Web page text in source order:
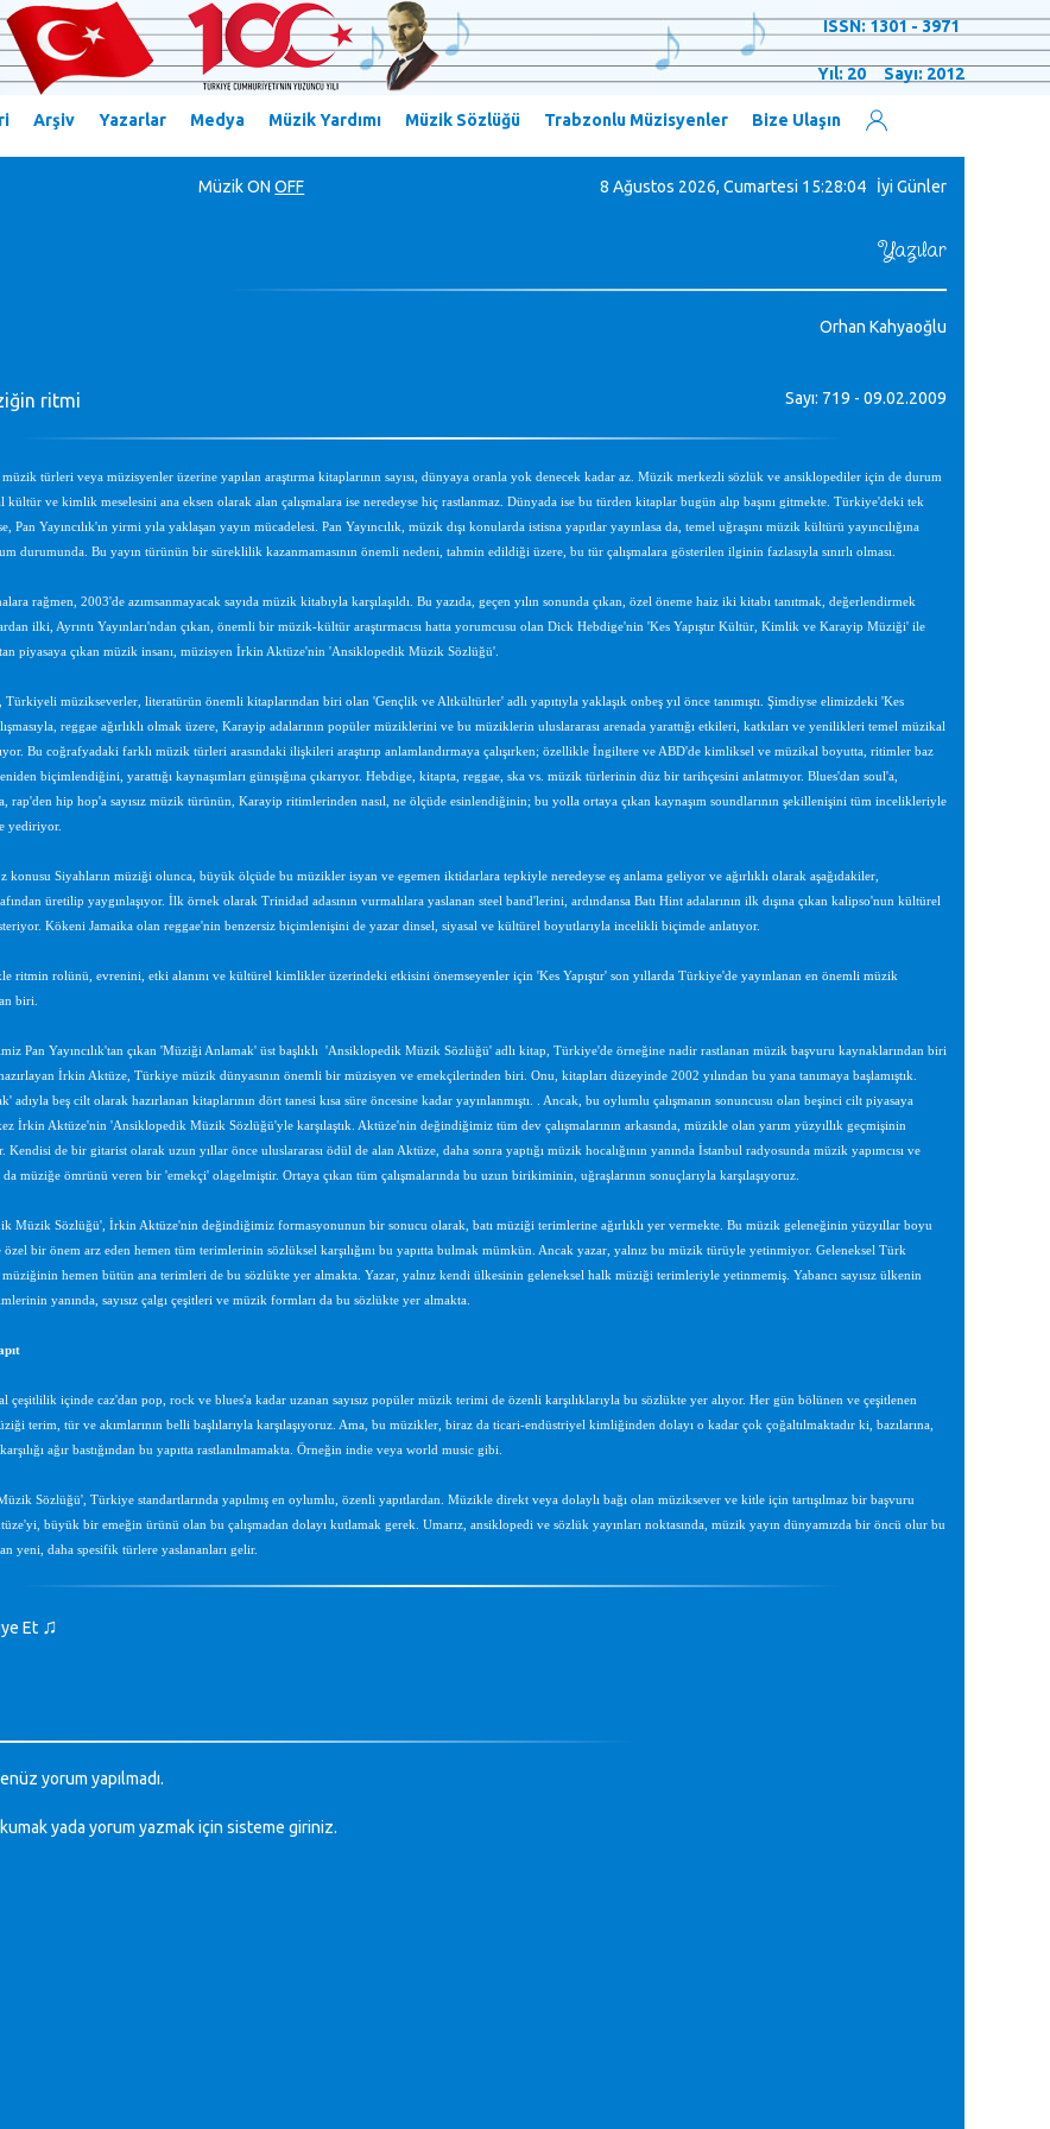
ISSN: 1301 - 3971
Yıl: 20 Sayı: 2012
Arşiv Yazarlar Medya Müzik Yardımı Müzik Sözlüğü Trabzonlu Müzisyenler Bize Ulaşın
MüzikON OFF 8 Ağustos 2026, Cumartesi 15:28:05 İyi Günler
Yazılar
Orhan Kahyaoğlu
ritmi Sayı: 719 - 09.02.2009
türleri veya müzisyenler üzerine yapılan araştırma kitaplarının sayısı, dünyaya oranla yok denecek kadar az. Müzik merkezli sözlük ve ansiklopediler için de durum
kültür ve kimlik meselesini ana eksen olarak alan çalışmalara ise neredeyse hiç rastlanmaz. Dünyada ise bu türden kitaplar bugün alıp başını gitmekte. Türkiye'deki tek
Pan Yayıncılık'ın yirmi yıla yaklaşan yayın mücadelesi. Pan Yayıncılık, müzik dışı konularda istisna yapıtlar yayınlasa da, temel uğraşını müzik kültürü yayıncılığına
durumunda. Bu yayın türünün bir süreklilik kazanmamasının önemli nedeni, tahmin edildiği üzere, bu tür çalışmalara gösterilen ilginin fazlasıyla sınırlı olması.
rağmen, 2003'de azımsanmayacak sayıda müzik kitabıyla karşılaşıldı. Bu yazıda, geçen yılın sonunda çıkan, özel öneme haiz iki kitabı tanıtmak, değerlendirmek
ilki, Ayrıntı Yayınları'ndan çıkan, önemli bir müzik-kültür araştırmacısı hatta yorumcusu olan Dick Hebdige'nin 'Kes Yapıştır Kültür, Kimlik ve Karayip Müziği' ile
piyasaya çıkan müzik insanı, müzisyen İrkin Aktüze'nin 'Ansiklopedik Müzik Sözlüğü'.
müzikseverler, literatürün önemli kitaplarından biri olan 'Gençlik ve Altkültürler' adlı yapıtıyla yaklaşık onbeş yıl önce tanımıştı. Şimdiyse elimizdeki 'Kes
reggae ağırlıklı olmak üzere, Karayip adalarının popüler müziklerini ve bu müziklerin uluslararası arenada yarattığı etkileri, katkıları ve yenilikleri temel müzikal
Bu coğrafyadaki farklı müzik türleri arasındaki ilişkileri araştırıp anlamlandırmaya çalışırken; özellikle İngiltere ve ABD'de kimliksel ve müzikal boyutta, ritimler baz
biçimlendiğini, yarattığı kaynaşımları günışığına çıkarıyor. Hebdige, kitapta, reggae, ska vs. müzik türlerinin düz bir tarihçesini anlatmıyor. Blues'dan soul'a,
rap'den hip hop'a sayısız müzik türünün, Karayip ritimlerinden nasıl, ne ölçüde esinlendiğinin; bu yolla ortaya çıkan kaynaşım soundlarının şekillenişini tüm incelikleriyle
yediriyor.
konusu Siyahların müziği olunca, büyük ölçüde bu müzikler isyan ve egemen iktidarlara tepkiyle neredeyse eş anlama geliyor ve ağırlıklı olarak aşağıdakiler,
üretilip yaygınlaşıyor. İlk örnek olarak Trinidad adasının vurmalılara yaslanan steel band'lerini, ardındansa Batı Hint adalarının ilk dışına çıkan kalipso'nun kültürel
Kökeni Jamaika olan reggae'nin benzersiz biçimlenişini de yazar dinsel, siyasal ve kültürel boyutlarıyla incelikli biçimde anlatıyor.
ritmin rolünü, evrenini, etki alanını ve kültürel kimlikler üzerindeki etkisini önemseyenler için 'Kes Yapıştır' son yıllarda Türkiye'de yayınlanan en önemli müzik
biri.
Pan Yayıncılık'tan çıkan 'Müziği Anlamak' üst başlıklı
'Ansiklopedik Müzik Sözlüğü' adlı kitap, Türkiye'de örneğine nadir rastlanan müzik başvuru kaynaklarından biri
İrkin Aktüze, Türkiye müzik dünyasının önemli bir müzisyen ve emekçilerinden biri. Onu, kitapları düzeyinde 2002 yılından bu yana tanımaya başlamıştık.
adıyla beş cilt olarak hazırlanan kitaplarının dört tanesi kısa süre öncesine kadar yayınlanmıştı. . Ancak, bu oylumlu çalışmanın sonuncusu olan beşinci cilt piyasaya
İrkin Aktüze'nin 'Ansiklopedik Müzik Sözlüğü'yle karşılaştık. Aktüze'nin değindiğimiz tüm dev çalışmalarının arkasında, müzikle olan yarım yüzyıllık geçmişinin
Kendisi de bir gitarist olarak uzun yıllar önce uluslararası ödül de alan Aktüze, daha sonra yaptığı müzik hocalığının yanında İstanbul radyosunda müzik yapımcısı ve
müziğe ömrünü veren bir 'emekçi' olagelmiştir. Ortaya çıkan tüm çalışmalarında bu uzun birikiminin, uğraşlarının sonuçlarıyla karşılaşıyoruz.
Müzik Sözlüğü', İrkin Aktüze'nin değindiğimiz formasyonunun bir sonucu olarak, batı müziği terimlerine ağırlıklı yer vermekte. Bu müzik geleneğinin yüzyıllar boyu
özel bir önem arz eden hemen tüm terimlerinin sözlüksel karşılığını bu yapıtta bulmak mümkün. Ancak yazar, yalnız bu müzik türüyle yetinmiyor. Geleneksel Türk
hemen bütün ana terimleri de bu sözlükte yer almakta. Yazar, yalnız kendi ülkesinin geleneksel halk müziği terimleriyle yetinmemiş. Yabancı sayısız ülkenin
yanında, sayısız çalgı çeşitleri ve müzik formları da bu sözlükte yer almakta.
çeşitlilik içinde caz'dan pop, rock ve blues'a kadar uzanan sayısız popüler müzik terimi de özenli karşılıklarıyla bu sözlükte yer alıyor. Her gün bölünen ve çeşitlenen
terim, tür ve akımlarının belli başlılarıyla karşılaşıyoruz. Ama, bu müzikler, biraz da ticari-endüstriyel kimliğinden dolayı o kadar çok çoğaltılmaktadır ki, bazılarına,
ağır bastığından bu yapıtta rastlanılmamakta. Örneğin indie veya world music gibi.
Sözlüğü', Türkiye standartlarında yapılmış en oylumlu, özenli yapıtlardan. Müzikle direkt veya dolaylı bağı olan müziksever ve kitle için tartışılmaz bir başvuru
büyük bir emeğin ürünü olan bu çalışmadan dolayı kutlamak gerek. Umarız, ansiklopedi ve sözlük yayınları noktasında, müzik yayın dünyamızda bir öncü olur bu
yeni, daha spesifik türlere yaslananları gelir.
Et ♫
yorum yapılmadı.
yada yorum yazmak için sisteme giriniz.